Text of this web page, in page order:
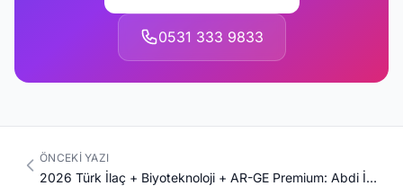
0531 333 9833
ÖNCEKI YAZI
2026 Türk İlaç + Biyoteknoloji + AR-GE Premium: Abdi İbrahim + Bilim + Nobel + Deva + Pfizer/Novartis/Roche Türkiye + TİTCK + GMP + Biyobenzer + Klinik Araştırma Komple Kariyer Rehberi